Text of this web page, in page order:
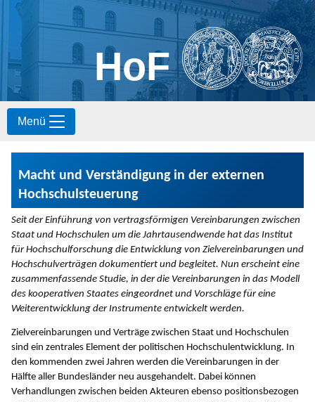
HoF
Menü
Macht und Verständigung in der externen
Hochschulsteuerung
Seit der Einführung von vertragsförmigen Vereinbarungen zwischen
Staat und Hochschulen um die Jahrtausendwende hat das Institut
für Hochschulforschung die Entwicklung von Zielvereinbarungen und
Hochschulverträgen dokumentiert und begleitet. Nun erscheint eine
zusammenfassende Studie, in der die Vereinbarungen in das Modell
des kooperativen Staates eingeordnet und Vorschläge für eine
Weiterentwicklung der Instrumente entwickelt werden.
Zielvereinbarungen und Verträge zwischen Staat und Hochschulen
sind ein zentrales Element der politischen Hochschulentwicklung. In
den kommenden zwei Jahren werden die Vereinbarungen in der
Hälfte aller Bundesländer neu ausgehandelt. Dabei können
Verhandlungen zwischen beiden Akteuren ebenso positionsbezogen